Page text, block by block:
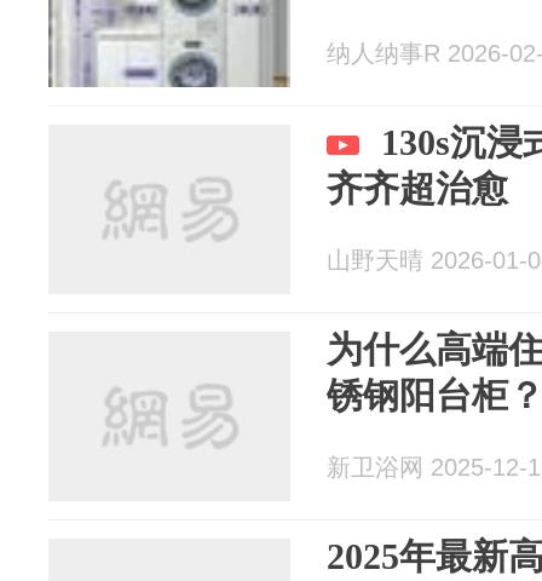
纳人纳事R 2026-
130s沉浸
齐齐超治愈
山野天晴 2026-01-
为什么高端
锈钢阳台柜
新卫浴网 2025-12-
2025年最新